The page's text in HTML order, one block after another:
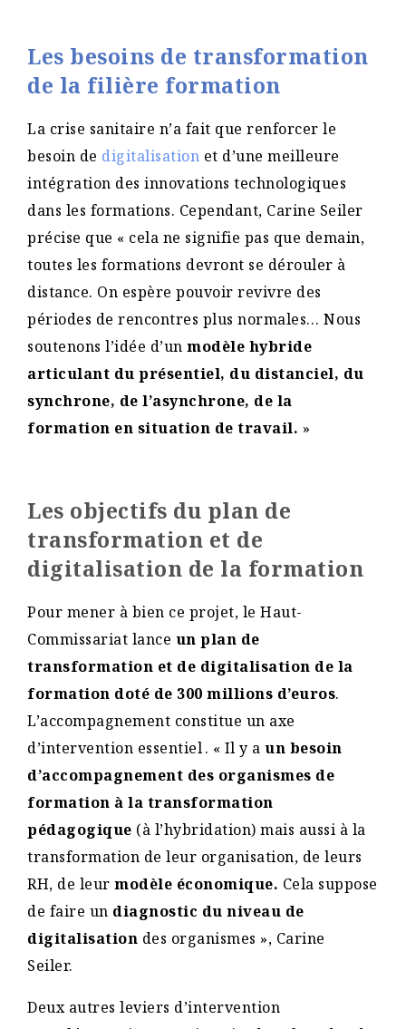
Les besoins de transformation
de la filière formation
La crise sanitaire n’a fait que renforcer le
besoin de digitalisation et d’une meilleure
intégration des innovations technologiques
dans les formations. Cependant, Carine Seiler
précise que « cela ne signifie pas que demain,
toutes les formations devront se dérouler à
distance. On espère pouvoir revivre des
périodes de rencontres plus normales… Nous
soutenons l’idée d’un modèle hybride
articulant du présentiel, du distanciel, du
synchrone, de l’asynchrone, de la
formation en situation de travail. »
Les objectifs du plan de
transformation et de
digitalisation de la formation
Pour mener à bien ce projet, le Haut-
Commissariat lance un plan de
transformation et de digitalisation de la
formation doté de 300 millions d’euros.
L’accompagnement constitue un axe
d’intervention essentiel . « Il y a un besoin
d’accompagnement des organismes de
formation à la transformation
pédagogique (à l’hybridation) mais aussi à la
transformation de leur organisation, de leurs
RH, de leur modèle économique. Cela suppose
de faire un diagnostic du niveau de
digitalisation des organismes », Carine
Seiler.
Deux autres leviers d’intervention